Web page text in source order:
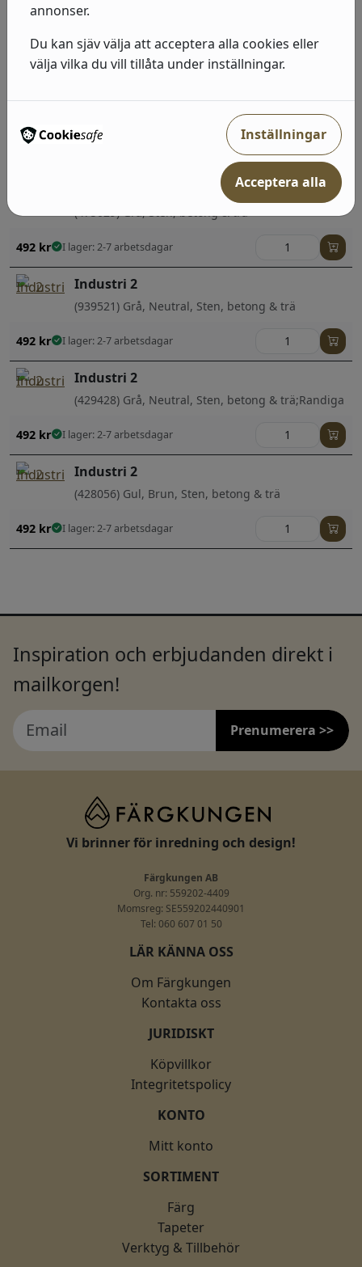
(514483) Grå, Neutral, Sten, betong & trä
492kr I lager: 2-7 arbetsdagar
(428223) Guld, Geometriska & Grafiska
492 kr I lager: 2-7 arbetsdagar
492 kr I lager: 2-7 arbetsdagar
Industri 2
(939521) Grå, Neutral, Sten, betong & trä
492 kr I lager: 2-7 arbetsdagar
Industri 2
(429428) Grå, Neutral, Sten, betong & trä;Randiga
492 kr I lager: 2-7 arbetsdagar
Industri 2
(428056) Gul, Brun, Sten, betong & trä
492 kr I lager: 2-7 arbetsdagar
Inspiration och erbjudanden direkt i
mailkorgen!
Prenumerera >>
Vi brinner för inredning och design!
Färgkungen AB
Org. nr: 559202-4409
Momsreg: SE559202440901
Tel: 060 607 01 50
LÄR KÄNNA OSS
Om Färgkungen
Kontakta oss
JURIDISKT
Köpvillkor
Integritetspolicy
KONTO
Mitt konto
SORTIMENT
Färg
Tapeter
Verktyg & Tillbehör
annonser.
Du kan sjäv välja att acceptera alla cookies eller
välja vilka du vill tillåta under inställningar.
Inställningar
Acceptera alla